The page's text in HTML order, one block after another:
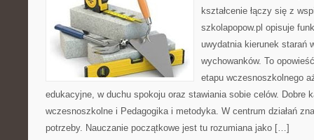
kształcenie łączy się z
szkolapopow.pl opisuje
uwydatnia kierunek starań
wychowanków. To
etapu wczesnoszkolnego
edukacyjne, w duchu spokoju oraz stawiania sobie celów. Dobre
wczesnoszkolne i Pedagogika i metodyka. W centrum działań
potrzeby. Nauczanie początkowe jest tu rozumiana jako […]